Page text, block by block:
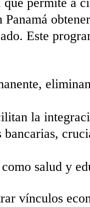
Este
la
salud y
vínculos